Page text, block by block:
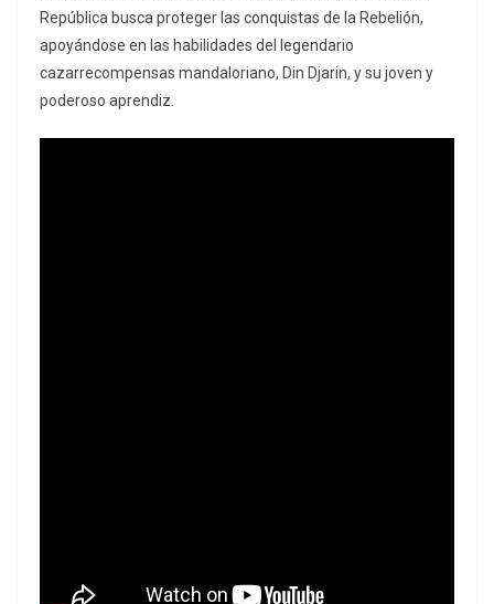
República busca proteger las conquistas de la Rebelión,
apoyándose en las habilidades del legendario
cazarrecompensas mandaloriano, Din Djarin, y su joven y
poderoso aprendiz.